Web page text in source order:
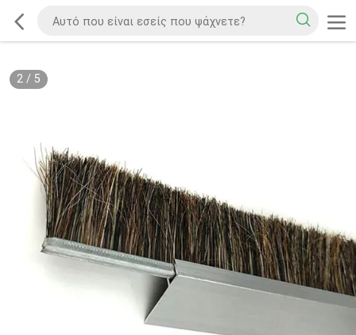
2/ 5